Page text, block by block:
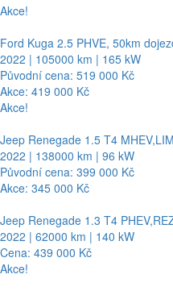
Akce!
Ford Kuga 2.5 PHVE, 50km
2022 | 105000 km | 165 kW
Původní cena: 519 000 Kč
Akce: 419 000 Kč
Akce!
Jeep Renegade 1.5 T4
2022 | 138000 km | 96 kW
Původní cena: 399 000 Kč
Akce: 345 000 Kč
Jeep Renegade 1.3 T4
2022 | 62000 km | 140 kW
Cena: 439 000 Kč
Akce!